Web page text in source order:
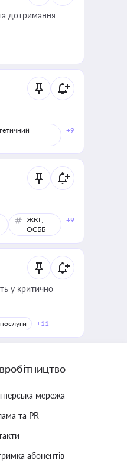
+9
ЖКГ,
ОСББ
+9
у критично
+11
мережа
та PR
абонентів